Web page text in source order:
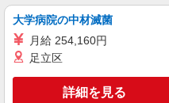
キープ
紹介予定派遣
株式会社トラストグロース 北海
保育園での
【派遣時
大学病院の中材滅菌
月給 254,160円
足立区
詳細を見る